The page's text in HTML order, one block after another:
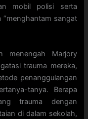
mobil polisi serta
“menghantam sangat
menengah Marjory
trauma mereka,
penanggulangan
tanya. Berapa
trauma dengan
di dalam sekolah,